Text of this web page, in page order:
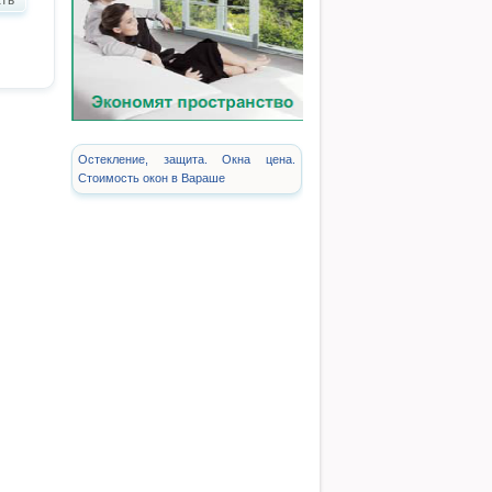
Остекление, защита. Окна цена.
Стоимость окон в Вараше